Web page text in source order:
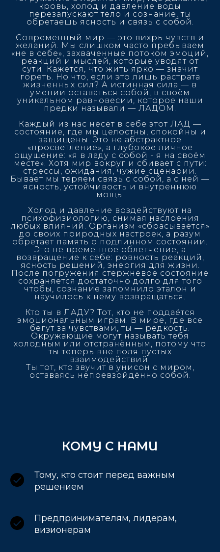
кровь, холод и давление воды
перезапускают тело и сознание, ты
обретаешь ясность и связь с собой.
Современный мир — это вихрь чувств и
желаний. Мы слишком часто пребываем
«не в себе», захваченные потоком эмоций,
реакций и мыслей, которые уводят от
сути. Кажется, что жить ярко — значит
гореть. Но что, если это лишь растрата
жизненных сил? А истинная сила — в
умении оставаться собой, в своём
уникальном равновесии, которое наши
предки называли — ЛАДОМ.
Каждый из нас несёт в себе этот ЛАД —
состояние, где мы целостны, спокойны и
защищены. Это не абстрактное
«просветление», а глубокое личное
ощущение: «я в ладу с собой - я на своём
месте». Хотя мир вокруг и сбивает с пути:
стрессы, ожидания, чужие сценарии.
Бывает мы теряем связь с собой, а с ней —
ясность, устойчивость и внутреннюю
мощь.
Холод и давление воздействуют на
психофизиологию, снимая наслоения
любых влияний. Организм «сбрасывается»
до своих природных настроек, а разум
обретает память о подлинном состоянии.
Это не временное облегчение, а
возвращение к себе: ровность реакций,
ясность решений, энергия для жизни.
После погружения стержневое состояние
сохраняется достаточно долго для того
чтобы, сознание запомнило эталон и
научилось к нему возвращаться.
Кто ты в ЛАДУ? Тот, кто не поддаётся
эмоциональным играм. В мире, где все
бегут за чувствами, ты — редкость.
Окружающие могут называть тебя
холодным или отстранённым, потому что
ты теперь вне поля пустых
взаимодействий.
Ты тот, кто звучит в унисон с миром,
оставаясь непревзойдённо собой.
КОМУ С НАМИ
Тому, кто стоит перед важным
решением
Предпринимателям, лидерам,
визионерам